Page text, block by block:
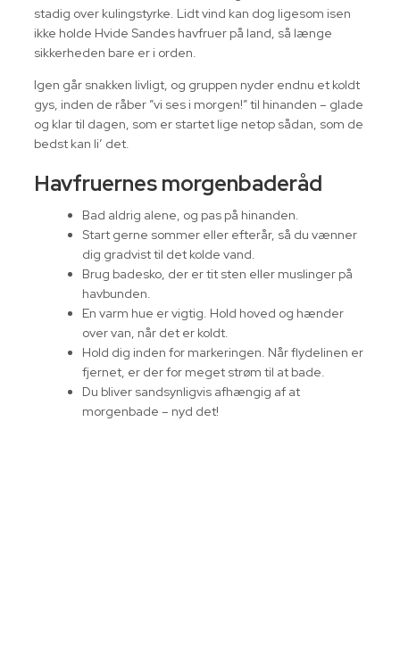
stadig over kulingstyrke. Lidt vind kan dog ligesom isen
ikke holde Hvide Sandes havfruer på land, så længe
sikkerheden bare er i orden.
Igen går snakken livligt, og gruppen nyder endnu et koldt
gys, inden de råber ”vi ses i morgen!” til hinanden – glade
og klar til dagen, som er startet lige netop sådan, som de
bedst kan li’ det.
Havfruernes morgenbaderåd
Bad aldrig alene, og pas på hinanden.
Start gerne sommer eller efterår, så du vænner
dig gradvist til det kolde vand.
Brug badesko, der er tit sten eller muslinger på
havbunden.
En varm hue er vigtig. Hold hoved og hænder
over van, når det er koldt.
Hold dig inden for markeringen. Når flydelinen er
fjernet, er der for meget strøm til at bade.
Du bliver sandsynligvis afhængig af at
morgenbade – nyd det!